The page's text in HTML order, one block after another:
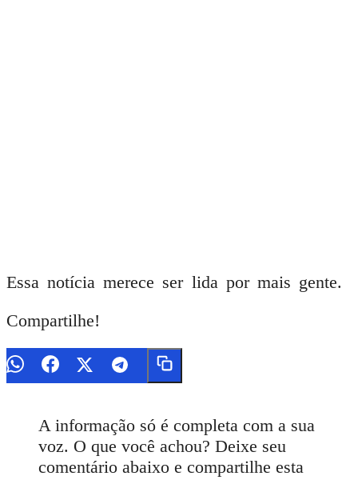
Essa notícia merece ser lida por mais gente.
Compartilhe!
A informação só é completa com a sua
voz. O que você achou? Deixe seu
comentário abaixo e compartilhe esta